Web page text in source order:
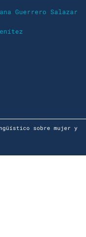
Guerrero Salazar
sobre mujer y